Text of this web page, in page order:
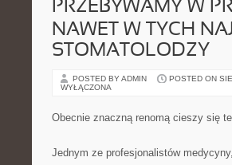
PRZEBYWAMY W
NAWET W TYCH
STOMATOLODZY
POSTED BY ADMIN POSTED ON
WYŁĄCZONA
Obecnie znaczną renomą cieszy się
Jednym ze profesjonalistów